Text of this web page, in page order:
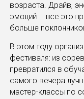
возраста. Драйв,
эмоций – все это
больше
В этом году
фестиваля: из
превратился в
самого вечера
мастер-классы по